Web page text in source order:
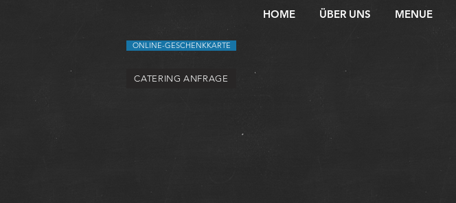
HOME ÜBER UNS MENUE
ONLINE-GESCHENKKARTE
CATERING ANFRAGE